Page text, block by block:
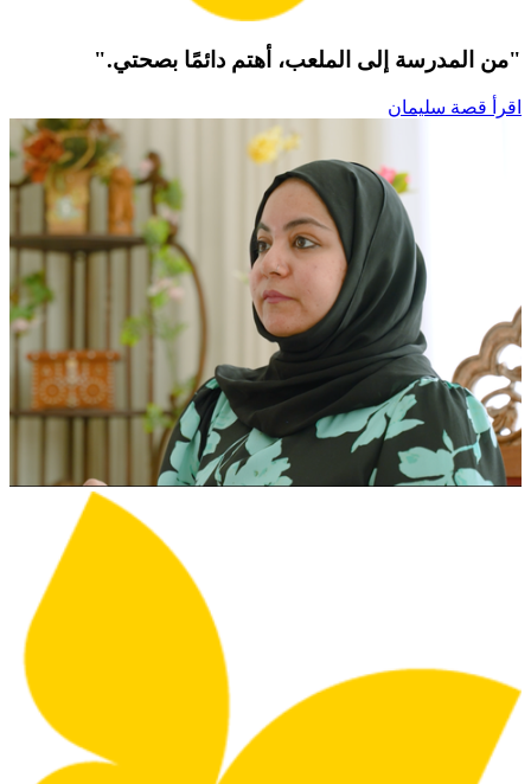
"من المدرسة إلى الملعب، أهتم دائمًا بصحتي."
اقرأ قصة سليمان